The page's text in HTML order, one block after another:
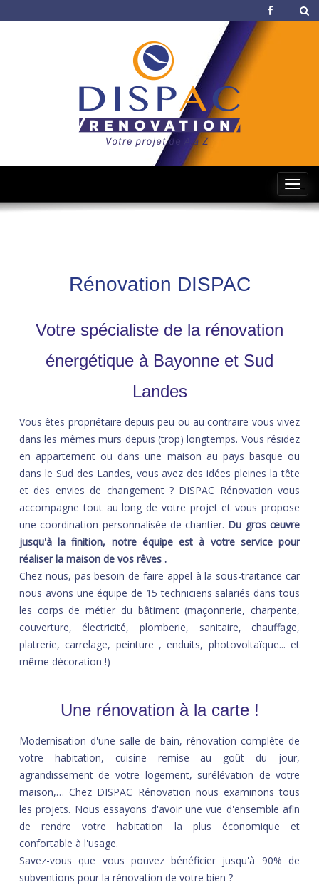
Rénovation DISPAC
Votre spécialiste de la rénovation
énergétique à Bayonne et Sud
Landes
Vous êtes propriétaire depuis peu ou au contraire vous vivez
dans les mêmes murs depuis (trop) longtemps. Vous résidez
en appartement ou dans une maison au pays basque ou
dans le Sud des Landes, vous avez des idées pleines la tête
et des envies de changement ? DISPAC Rénovation vous
accompagne tout au long de votre projet et vous propose
une coordination personnalisée de chantier. Du gros œuvre
jusqu'à la finition, notre équipe est à votre service pour
réaliser la maison de vos rêves .
Chez nous, pas besoin de faire appel à la sous-traitance car
nous avons une équipe de 15 techniciens salariés dans tous
les corps de métier du bâtiment (maçonnerie, charpente,
couverture, électricité, plomberie, sanitaire, chauffage,
platrerie, carrelage, peinture , enduits, photovoltaïque... et
même décoration !)
Une rénovation à la carte !
Modernisation d'une salle de bain, rénovation complète de
votre habitation, cuisine remise au goût du jour,
agrandissement de votre logement, surélévation de votre
maison,… Chez DISPAC Rénovation nous examinons tous
les projets. Nous essayons d'avoir une vue d'ensemble afin
de rendre votre habitation la plus économique et
confortable à l'usage.
Savez-vous que vous pouvez bénéficier jusqu'à 90% de
subventions pour la rénovation de votre bien ?